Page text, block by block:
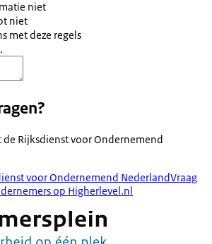
niet
niet
met deze regels
de Rijksdienst voor Ondernemend
voor Ondernemend NederlandVraag
op Higherlevel.nl